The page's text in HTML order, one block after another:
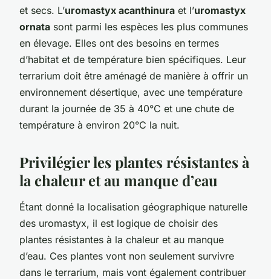
et secs. L’uromastyx acanthinura et l’uromastyx
ornata sont parmi les espèces les plus communes
en élevage. Elles ont des besoins en termes
d’habitat et de température bien spécifiques. Leur
terrarium doit être aménagé de manière à offrir un
environnement désertique, avec une température
durant la journée de 35 à 40°C et une chute de
température à environ 20°C la nuit.
Privilégier les plantes résistantes à
la chaleur et au manque d’eau
Étant donné la localisation géographique naturelle
des uromastyx, il est logique de choisir des
plantes résistantes à la chaleur et au manque
d’eau. Ces plantes vont non seulement survivre
dans le terrarium, mais vont également contribuer